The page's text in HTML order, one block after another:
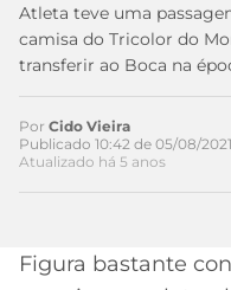
MELHORES
SITES
DE
APOSTAS
2026
MUNDO
TIMES
MEU
TIME
CAMPEONATOS
A
Atleta teve uma
camisa do Tricolor do
transferir ao Boca na
no Twitter
Por Cido Vieira
Publicado 10:42 de 05/08/2021
Atualizado há 5 anos
Figura bastante